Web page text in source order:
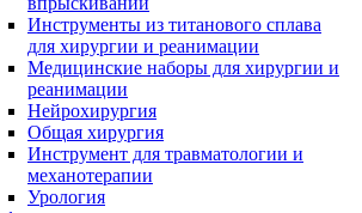
Инструменты из титанового сплава
для хирургии и реанимации
Медицинские наборы для хирургии и
реанимации
Нейрохирургия
Общая хирургия
Инструмент для травматологии и
механотерапии
Урология